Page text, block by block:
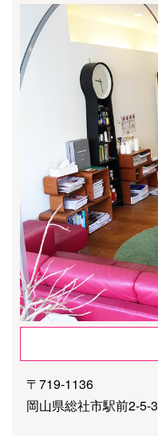
〒719-1136
岡山県総社市駅前2-5-3